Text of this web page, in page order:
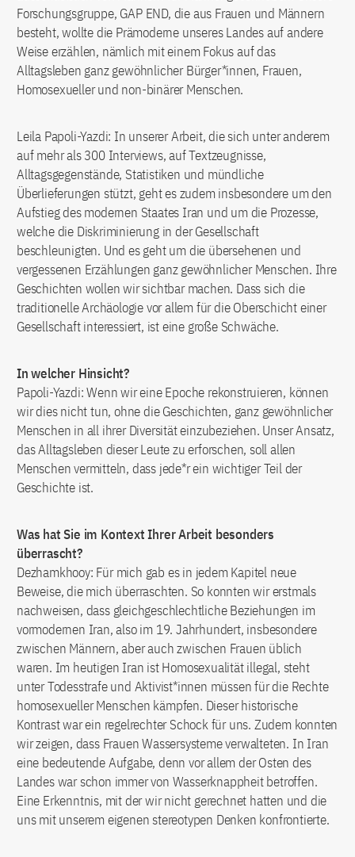
Forschungsgruppe, GAP END, die aus Frauen und Männern
besteht, wollte die Prämoderne unseres Landes auf andere
Weise erzählen, nämlich mit einem Fokus auf das
Alltagsleben ganz gewöhnlicher Bürger*innen, Frauen,
Homosexueller und non-binärer Menschen.
Leila Papoli-Yazdi: In unserer Arbeit, die sich unter anderem
auf mehr als 300 Interviews, auf Textzeugnisse,
Alltagsgegenstände, Statistiken und mündliche
Überlieferungen stützt, geht es zudem insbesondere um den
Aufstieg des modernen Staates Iran und um die Prozesse,
welche die Diskriminierung in der Gesellschaft
beschleunigten. Und es geht um die übersehenen und
vergessenen Erzählungen ganz gewöhnlicher Menschen. Ihre
Geschichten wollen wir sichtbar machen. Dass sich die
traditionelle Archäologie vor allem für die Oberschicht einer
Gesellschaft interessiert, ist eine große Schwäche.
In welcher Hinsicht?
Papoli-Yazdi: Wenn wir eine Epoche rekonstruieren, können
wir dies nicht tun, ohne die Geschichten, ganz gewöhnlicher
Menschen in all ihrer Diversität einzubeziehen. Unser Ansatz,
das Alltagsleben dieser Leute zu erforschen, soll allen
Menschen vermitteln, dass jede*r ein wichtiger Teil der
Geschichte ist.
Was hat Sie im Kontext Ihrer Arbeit besonders
überrascht?
Dezhamkhooy: Für mich gab es in jedem Kapitel neue
Beweise, die mich überraschten. So konnten wir erstmals
nachweisen, dass gleichgeschlechtliche Beziehungen im
vormodernen Iran, also im 19. Jahrhundert, insbesondere
zwischen Männern, aber auch zwischen Frauen üblich
waren. Im heutigen Iran ist Homosexualität illegal, steht
unter Todesstrafe und Aktivist*innen müssen für die Rechte
homosexueller Menschen kämpfen. Dieser historische
Kontrast war ein regelrechter Schock für uns. Zudem konnten
wir zeigen, dass Frauen Wassersysteme verwalteten. In Iran
eine bedeutende Aufgabe, denn vor allem der Osten des
Landes war schon immer von Wasserknappheit betroffen.
Eine Erkenntnis, mit der wir nicht gerechnet hatten und die
uns mit unserem eigenen stereotypen Denken konfrontierte.